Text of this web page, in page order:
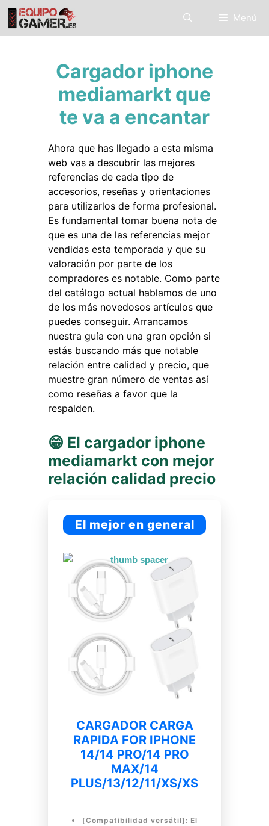
Saltar
contenido
Menú
Cargador iphone
mediamarkt que
te va a encantar
Ahora que has llegado a esta misma
web vas a descubrir las mejores
referencias de cada tipo de
accesorios, reseñas y orientaciones
para utilizarlos de forma profesional.
Es fundamental tomar buena nota de
que es una de las referencias mejor
vendidas esta temporada y que su
valoración por parte de los
compradores es notable. Como parte
del catálogo actual hablamos de uno
de los más novedosos artículos que
puedes conseguir. Arrancamos
nuestra guía con una gran opción si
estás buscando más que notable
relación entre calidad y precio, que
muestre gran número de ventas así
como reseñas a favor que la
respalden.
😁 El cargador iphone
mediamarkt con mejor
relación calidad precio
El mejor en general
CARGADOR CARGA
RAPIDA FOR IPHONE
14/14 PRO/14 PRO
MAX/14
PLUS/13/12/11/XS/XS
[Compatibilidad versátil]: El